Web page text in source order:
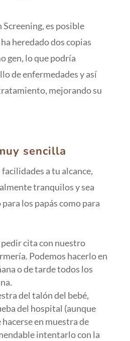
es posible
heredado dos copias
gen, lo que podría
de enfermedades y así
mejorando su
sencilla
a tu alcance,
tranquilos y sea
los papás como para
cita con nuestro
Podemos hacerlo en
o de tarde todos los
del talón del bebé,
del hospital (aunque
en muestra de
intentarlo con la